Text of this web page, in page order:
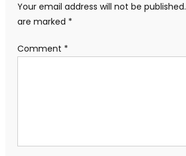
Your email address will not be published.
are marked *
Comment *